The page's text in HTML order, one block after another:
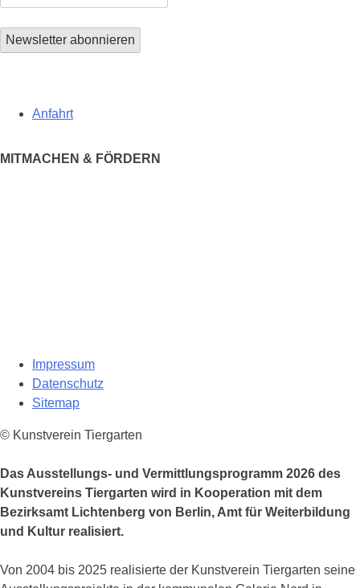
Anfahrt
MITMACHEN & FÖRDERN
Impressum
Datenschutz
Sitemap
© Kunstverein Tiergarten
Das Ausstellungs- und Vermittlungsprogramm 2026 des
Kunstvereins Tiergarten wird in Kooperation mit dem
Bezirksamt Lichtenberg von Berlin, Amt für Weiterbildung
und Kultur realisiert.
Von 2004 bis 2025 realisierte der Kunstverein Tiergarten seine